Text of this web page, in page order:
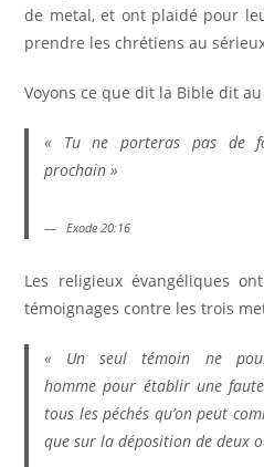
de metal, et ont plaidé pour
prendre les chrétiens au
Voyons ce que dit la Bible dit
« Tu ne porteras pas de
prochain »
Exode 20:16
Les religieux évangéliques
témoignages contre les trois
« Un seul témoin ne
homme pour établir une
tous les péchés qu’on peut
que sur la déposition de deux